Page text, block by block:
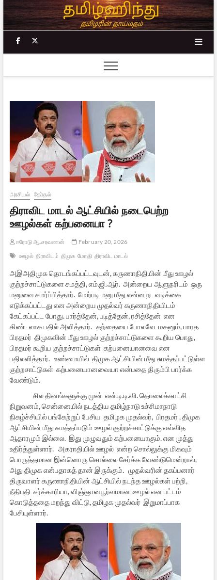
Skip
to
content
facebook
அரசியல் தேர்தல்
திராவிட மாடல் ஆட்சியில் நடைபெற்ற
ஊழல்கள் கற்பனையா ?
ஈரோடு ஆ.சரவணன்
February 20, 2026
ஊழல் திராவிடம் திமுக மோதி திராவிட மாடல்
அஇஅதிமுக தொடங்கப்பட்டவுடன், கருணாநிதியின் மீது ஊழல்
குற்றச்சாட்டுகளை சுமத்தி, எம்.ஜி.ஆர். அன்றைய ஆளுநரிடம் ஒரு
மனுவை சமர்ப்பித்தார். மேற்படி மனு மீது என்ன நடவடிக்கை
எடுக்கப்பட்டது என அன்றைய முதல்வர் கருணாநிதியிடம்
கேட்கப்பட்ட போது. பார்த்தேன், படித்தேன், ரசித்தேன் என
கிண்டலாக பதில் அளித்தார். தந்தையை போலவே மகனும், பாரத
பிரதமர் திமுகவின் மீது ஊழல் குற்றச்சாட்டுகளை கூறிய பொது,
பிரதமர் கூறிய குற்றச்சாட்டுகள் கற்பனையானவை என
பதிலளித்தார். உண்மையில் திமுக ஆட்சியின் மீது சுமத்தப்பட்டுள்ள
குற்றசாட்டுகள் கற்பனையானவையா என்பதை திரும்பி பார்க்க
வேண்டும்.
சில தினங்களுக்கு முன் என்.டி.டி.வி. தொலைக்காட்சி
நிறுவனம், சென்னையில் நடத்திய தமிழ்நாடு உச்சிமாநாடு
நிகழ்ச்சியில் பங்கேற்றுப் பேசிய தமிழக முதல்வர், பிரதமர் , திமுக
ஆட்சியின் மீது சுமத்தப்படும் ஊழல் குற்றச்சாட்டுக்கு எவ்வித
ஆதாரமும் இல்லை. இது முழுவதும் கற்பனையாகும். என முத்து
உதிர்த்துள்ளார். அகராதியில் ஊழல் என்ற சொல்லுக்கு மிகவும்
பொருத்தமான இன்னொரு சொல்லை சேர்க்க வேண்டுமென்றால்,
அது திமுக என்பதாகத் தான் இருக்கும். முதல்வரின் தகப்பனார்
திருவாளர் கருணாநிதியின் ஆட்சியில் நடந்த ஊழல்கள் பற்றி,
நீதிபதி சர்க்காரியா, விஞ்ஞானபூர்வமான ஊழல் என பட்டம்
கொடுத்ததை மறந்து விட்டு, தமிழக முதல்வர் இறுமாப்பாக
பேசியுள்ளார்.